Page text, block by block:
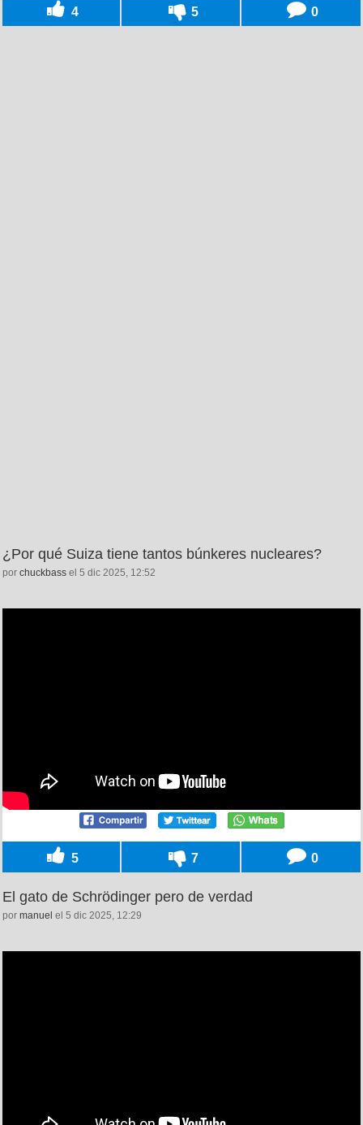
4 5 0
¿Por qué Suiza tiene tantos búnkeres nucleares?
por chuckbass el 5 dic 2025, 12:52
5 7 0
El gato de Schrödinger pero de verdad
por manuel el 5 dic 2025, 12:29